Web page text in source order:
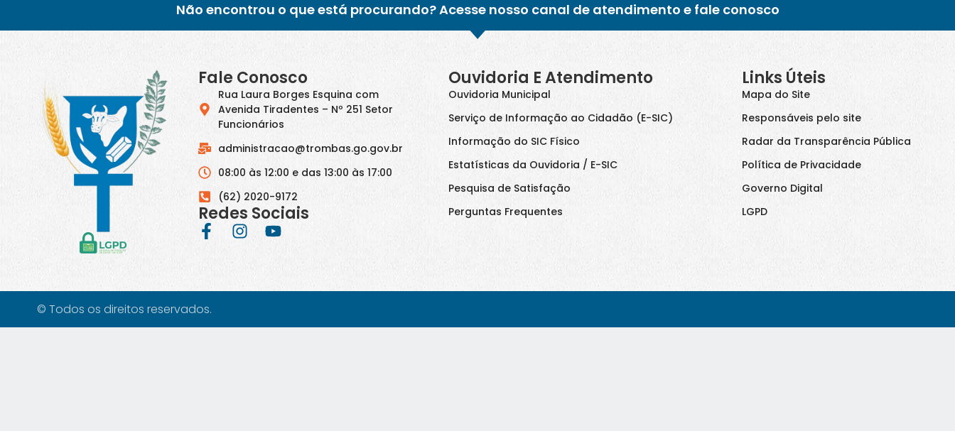
Não encontrou o que está procurando? Acesse nosso canal de atendimento e fale conosco
Fale Conosco
Rua Laura Borges Esquina com
Avenida Tiradentes – Nº 251 Setor
Funcionários
administracao@trombas.go.gov.br
08:00 às 12:00 e das 13:00 às 17:00
(62) 2020-9172
Redes Sociais
Ouvidoria E Atendimento
Ouvidoria Municipal
Serviço de Informação ao Cidadão (E-SIC)
Informação do SIC Físico
Estatísticas da Ouvidoria / E-SIC
Pesquisa de Satisfação
Perguntas Frequentes
Links Úteis
Mapa do Site
Responsáveis pelo site
Radar da Transparência Pública
Política de Privacidade
Governo Digital
LGPD
© Todos os direitos reservados.